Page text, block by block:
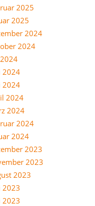
2025
2025
2024
2024
2024
2024
2024
2024
2024
2024
2023
2023
2023
2023
2023